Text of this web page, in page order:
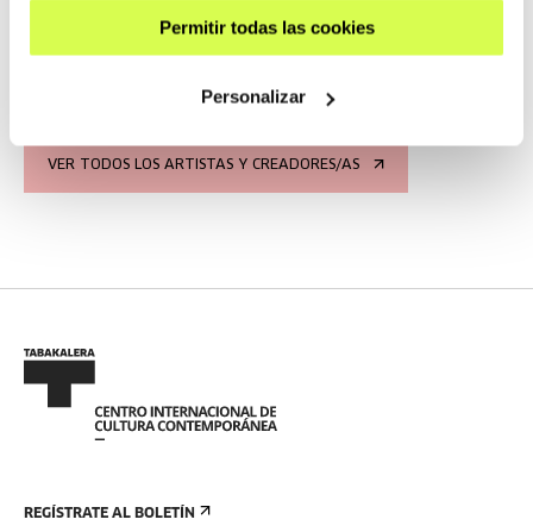
Permitir todas las cookies
Personalizar
"Hafuura"
VER TODOS LOS ARTISTAS Y CREADORES/AS
REGÍSTRATE AL BOLETÍN